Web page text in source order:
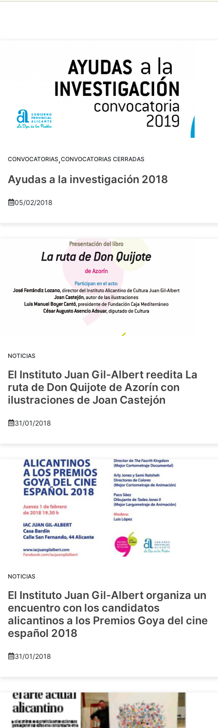
CONVOCATORIAS,CONVOCATORIAS CERRADAS
Ayudas a la investigación 2018
05/02/2018
NOTICIAS
El Instituto Juan Gil-Albert reedita La
ruta de Don Quijote de Azorín con
ilustraciones de Joan Castejón
31/01/2018
NOTICIAS
El Instituto Juan Gil-Albert organiza un
encuentro con los candidatos
alicantinos a los Premios Goya del cine
español 2018
31/01/2018